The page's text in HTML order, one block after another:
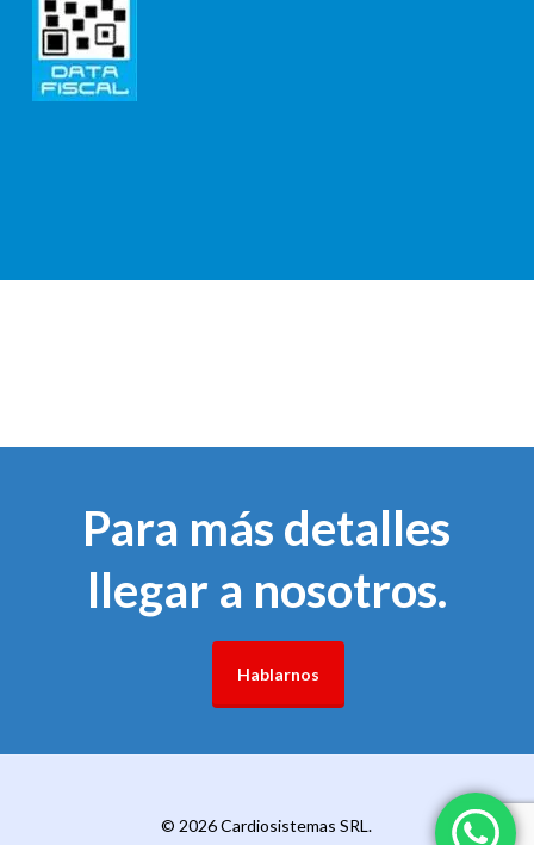
Para más detalles
llegar a nosotros.
Hablarnos
© 2026 Cardiosistemas SRL.